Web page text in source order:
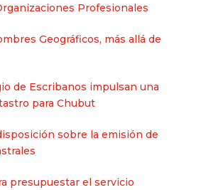
Profesionales
Geográficos, más allá de
de Escribanos impulsan una
para Chubut
sobre la emisión de
presupuestar el servicio